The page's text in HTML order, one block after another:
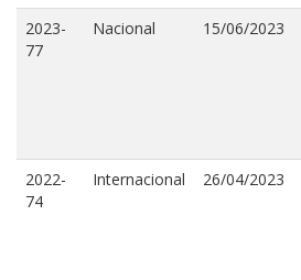
2023-
77
Nacional 15/06/2023
2022-
74
Internacional 26/04/2023